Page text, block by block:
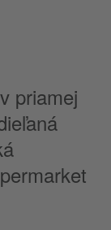
priamej